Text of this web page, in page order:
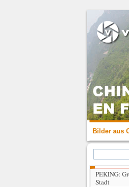
Bilder aus
PEKING:
Stadt